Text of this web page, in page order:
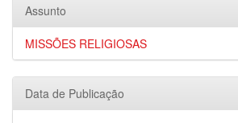
Assunto
MISSÕES RELIGIOSAS
Data de Publicação